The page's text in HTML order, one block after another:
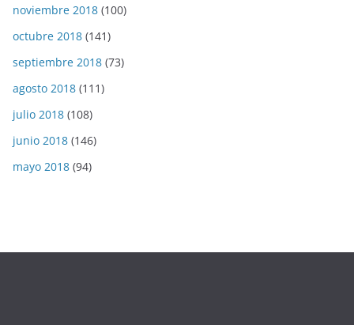
noviembre 2018 (100)
octubre 2018 (141)
septiembre 2018 (73)
agosto 2018 (111)
julio 2018 (108)
junio 2018 (146)
mayo 2018 (94)